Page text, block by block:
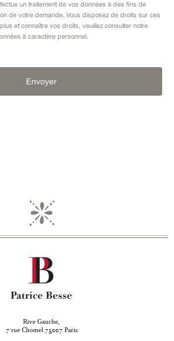
un traitement de vos données à des fins de
de votre demande. Vous disposez de droits sur ces
et connaître vos droits, veuillez consulter notre
à caractère personnel .
Envoyer
Rive Gauche,
7 rue Chomel 75007 Paris